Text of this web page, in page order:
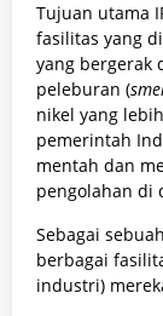
Tujuan utama
fasilitas yang
yang bergerak
peleburan (
nikel yang
pemerintah
mentah dan
pengolahan di
Sebagai
berbagai
industri)